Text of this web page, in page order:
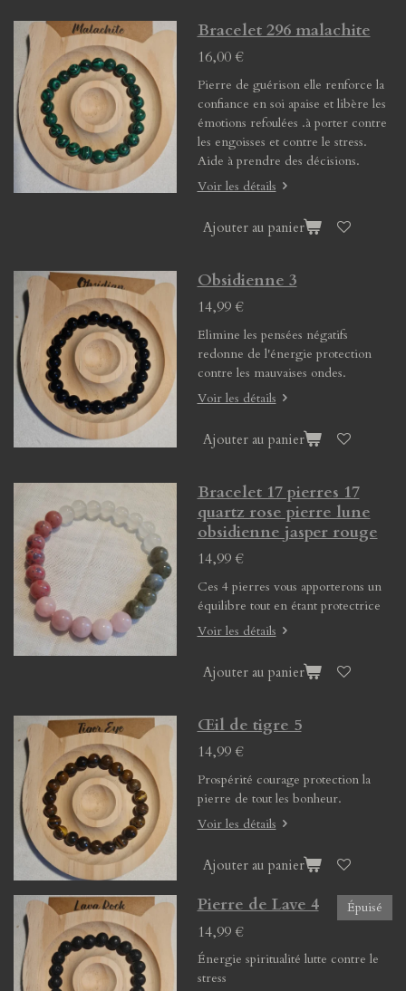
Bracelet 296 malachite
16,00 €
Pierre de guérison elle renforce la
confiance en soi apaise et libère les
émotions refoulées .à porter contre
les engoisses et contre le stress.
Aide à prendre des décisions.
Voir les détails
Ajouter au panier
Obsidienne 3
14,99 €
Elimine les pensées négatifs
redonne de l'énergie protection
contre les mauvaises ondes.
Voir les détails
Ajouter au panier
Bracelet 17 pierres 17
quartz rose pierre lune
obsidienne jasper rouge
14,99 €
Ces 4 pierres vous apporterons un
équilibre tout en étant protectrice
Voir les détails
Ajouter au panier
Œil de tigre 5
14,99 €
Prospérité courage protection la
pierre de tout les bonheur.
Voir les détails
Ajouter au panier
Épuisé
Pierre de Lave 4
14,99 €
Énergie spiritualité lutte contre le
stress